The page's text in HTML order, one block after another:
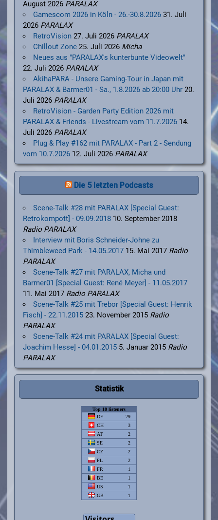
August 2026 PARALAX
Gamescom 2026 in Köln - 26.-30.8.2026 31. Juli
2026 PARALAX
RetroVision 27. Juli 2026 PARALAX
Chillout Zone 25. Juli 2026 Micha
Neues aus "PARALAX's kunterbunte Videowelt"
22. Juli 2026 PARALAX
AkihaPARA - Unsere Gaming-Tour in Japan mit
PARALAX & Barmer01 - Sa., 1.8.2026 ab 20:00 Uhr 20.
Juli 2026 PARALAX
RetroVision - Garden Party Edition 2026 mit
PARALAX & Friends - Livestream vom 11.7.2026 14.
Juli 2026 PARALAX
Plug & Play #162 mit PARALAX - Part 2 - Sendung
vom 10.7.2026 12. Juli 2026 PARALAX
Die 5 letzten Podcasts
Scene-Talk #28 mit PARALAX [Special Guest:
Retrokompott] - 09.09.2018 10. September 2018
Radio PARALAX
Interview mit Boris Schneider-Johne zu
Thimbleweed Park - 14.05.2017 15. Mai 2017 Radio
PARALAX
Scene-Talk #27 mit PARALAX, Micha und
Barmer01 [Special Guest: René Meyer] - 11.05.2017
11. Mai 2017 Radio PARALAX
Scene-Talk #25 mit Trebor [Special Guest: Henrik
Fisch] - 22.11.2015 23. November 2015 Radio
PARALAX
Scene-Talk #24 mit PARALAX [Special Guest:
Joachim Hesse] - 04.01.2015 5. Januar 2015 Radio
PARALAX
Statistik